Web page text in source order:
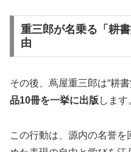
重三郎が名乗る「耕
由
その後、蔦屋重三郎は“耕書
品10冊を一挙に出版 します
この行動は、源内の名誉